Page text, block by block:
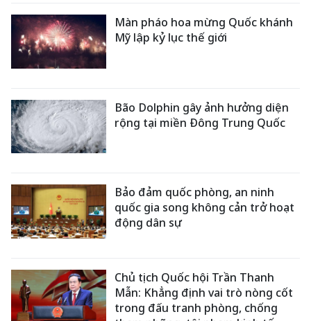
Màn pháo hoa mừng Quốc khánh
Mỹ lập kỷ lục thế giới
Bão Dolphin gây ảnh hưởng diện
rộng tại miền Đông Trung Quốc
Bảo đảm quốc phòng, an ninh
quốc gia song không cản trở hoạt
động dân sự
Chủ tịch Quốc hội Trần Thanh
Mẫn: Khẳng định vai trò nòng cốt
trong đấu tranh phòng, chống